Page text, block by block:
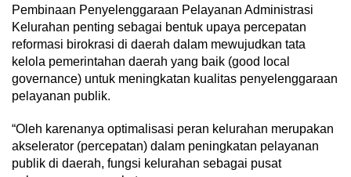
Pembinaan Penyelenggaraan Pelayanan Administrasi
Kelurahan penting sebagai bentuk upaya percepatan
reformasi birokrasi di daerah dalam mewujudkan tata
kelola pemerintahan daerah yang baik (good local
governance) untuk meningkatan kualitas penyelenggaraan
pelayanan publik.
“Oleh karenanya optimalisasi peran kelurahan merupakan
akselerator (percepatan) dalam peningkatan pelayanan
publik di daerah, fungsi kelurahan sebagai pusat